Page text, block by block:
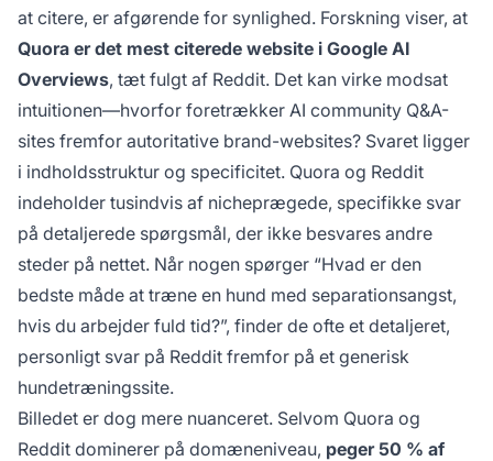
at citere, er afgørende for synlighed. Forskning viser, at
Quora er det mest citerede website i Google AI
Overviews, tæt fulgt af Reddit. Det kan virke modsat
intuitionen—hvorfor foretrækker AI community Q&A-
sites fremfor autoritative brand-websites? Svaret ligger
i indholdsstruktur og specificitet. Quora og Reddit
indeholder tusindvis af nicheprægede, specifikke svar
på detaljerede spørgsmål, der ikke besvares andre
steder på nettet. Når nogen spørger “Hvad er den
bedste måde at træne en hund med separationsangst,
hvis du arbejder fuld tid?”, finder de ofte et detaljeret,
personligt svar på Reddit fremfor på et generisk
hundetræningssite.
Billedet er dog mere nuanceret. Selvom Quora og
Reddit dominerer på domæneniveau, peger 50 % af